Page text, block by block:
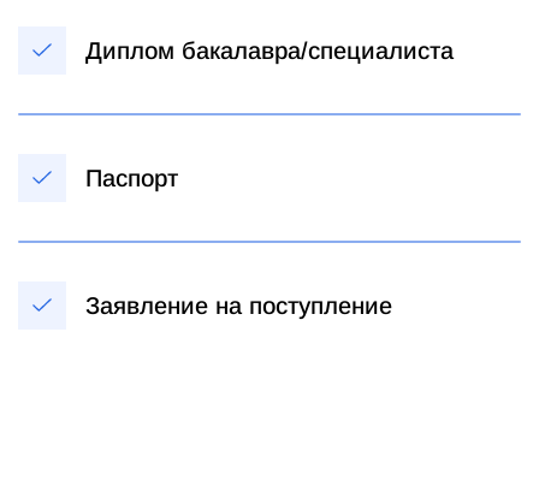
Диплом бакалавра/специалиста
Паспорт
Заявление на поступление